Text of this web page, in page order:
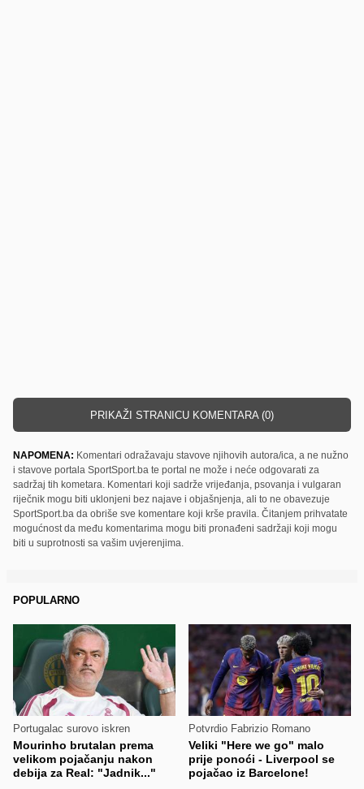
PRIKAŽI STRANICU KOMENTARA (0)
NAPOMENA: Komentari odražavaju stavove njihovih autora/ica, a ne nužno
i stavove portala SportSport.ba te portal ne može i neće odgovarati za
sadržaj tih kometara. Komentari koji sadrže vrijeđanja, psovanja i vulgaran
riječnik mogu biti uklonjeni bez najave i objašnjenja, ali to ne obavezuje
SportSport.ba da obriše sve komentare koji krše pravila. Čitanjem prihvatate
mogućnost da među komentarima mogu biti pronađeni sadržaji koji mogu
biti u suprotnosti sa vašim uvjerenjima.
POPULARNO
Portugalac surovo iskren
Mourinho brutalan prema
velikom pojačanju nakon
debija za Real: "Jadnik..."
Potvrdio Fabrizio Romano
Veliki "Here we go" malo
prije ponoći - Liverpool se
pojačao iz Barcelone!